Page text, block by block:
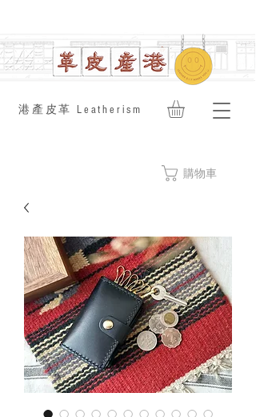
​港產皮革 Leatherism
購物車